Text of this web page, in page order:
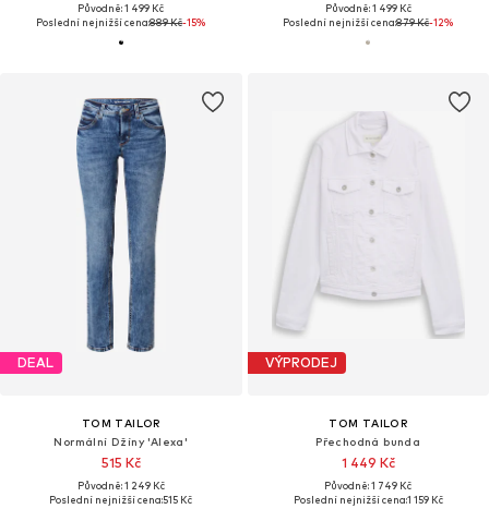
Původně: 1 499 Kč
Poslední nejnižší cena:889 Kč-15%
Původně: 1 499 Kč
Poslední nejnižší cena:879 Kč-12%
DEAL
TOM TAILOR
Normální Džíny 'Alexa'
515 Kč
Původně: 1 249 Kč
Poslední nejnižší cena:515 Kč
VÝPRODEJ
TOM TAILOR
Přechodná bunda
1 449 Kč
Původně: 1 749 Kč
Poslední nejnižší cena:1 159 Kč